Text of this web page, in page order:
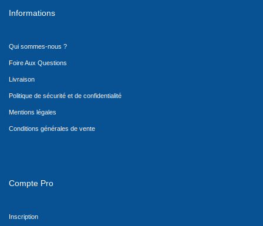
Informations
Qui sommes-nous ?
Foire Aux Questions
Livraison
Politique de sécurité et de confidentialité
Mentions légales
Conditions générales de vente
Compte Pro
Inscription